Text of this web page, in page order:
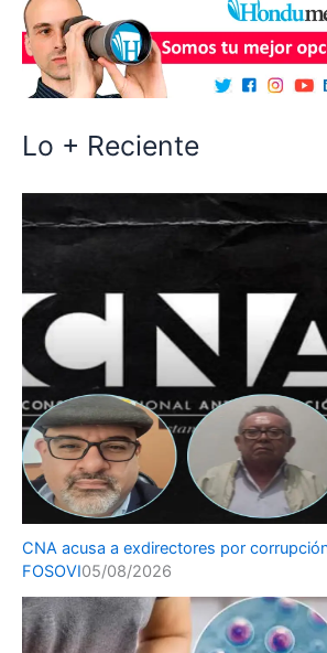
Lo + Reciente
CNA acusa a exdirectores por
FOSOVI05/08/2026